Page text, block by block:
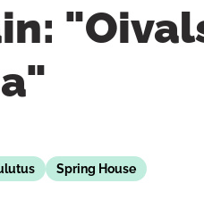
Spring House